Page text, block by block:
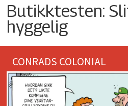
Butikktesten:
hyggelig
CONRADS COLONIAL